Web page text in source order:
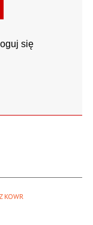
się
KOWR